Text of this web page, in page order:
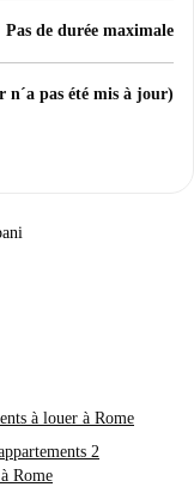
Pas de durée maximale
n´a pas été mis à jour)
à louer à Rome
2
Rome